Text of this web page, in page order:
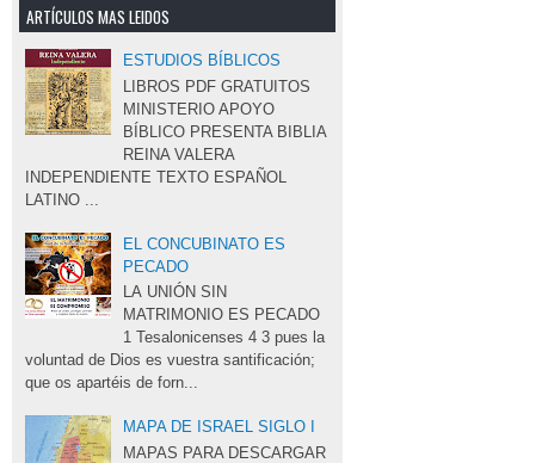
ARTÍCULOS MAS LEIDOS
ESTUDIOS BÍBLICOS
LIBROS PDF GRATUITOS
MINISTERIO APOYO
BÍBLICO PRESENTA BIBLIA
REINA VALERA
INDEPENDIENTE TEXTO ESPAÑOL
LATINO ...
EL CONCUBINATO ES
PECADO
LA UNIÓN SIN
MATRIMONIO ES PECADO
1 Tesalonicenses 4 3 pues la
voluntad de Dios es vuestra santificación;
que os apartéis de forn...
MAPA DE ISRAEL SIGLO I
MAPAS PARA DESCARGAR